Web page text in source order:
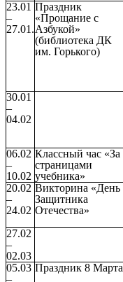
23.01
–
27.01.
Праздник
«Прощание с
Азбукой»
(библиотека ДК
им. Горького)
30.01
–
04.02
06.02
–
10.02
Классный час «За
страницами
учебника»
20.02
–
24.02
Викторина «День
Защитника
Отечества»
27.02
–
02.03
05.03
–
Праздник 8 Марта